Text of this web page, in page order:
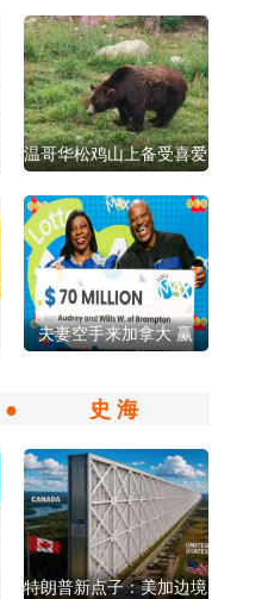
温哥华松鸡山上备受喜爱
夫妻空手来加拿大 赢
● 史 海
特朗普新点子：美加边境